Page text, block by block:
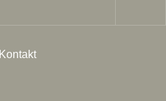
Kontakt